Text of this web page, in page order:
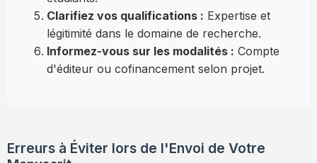
Clarifiez vos qualifications : Expertise et
légitimité dans le domaine de recherche.
Informez-vous sur les modalités : Compte
d'éditeur ou cofinancement selon projet.
Erreurs à Éviter lors de l'Envoi de Votre